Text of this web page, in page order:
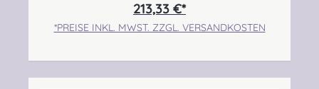
55,88cm-60,96cmHüfte: 63,50cm-
68,58cmLänge max.: 43,18cm+5,08cm
213,33 €*
*PREISE INKL. MWST. ZZGL. VERSANDKOSTEN